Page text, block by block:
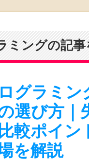
ミングの記事
グラミン
選び方｜
較ポイン
を解説